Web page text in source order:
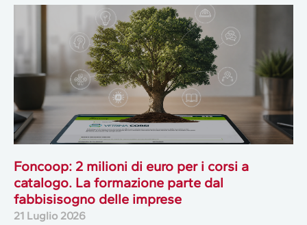
Foncoop: 2 milioni di euro per i corsi a
catalogo. La formazione parte dal
fabbisisogno delle imprese
21 Luglio 2026